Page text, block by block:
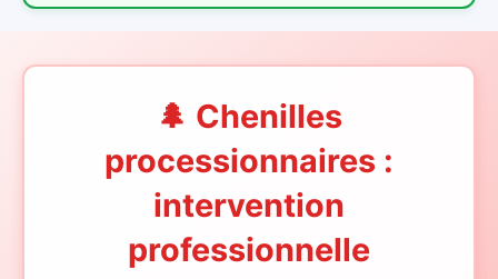
🌲 Chenilles
processionnaires :
intervention
professionnelle